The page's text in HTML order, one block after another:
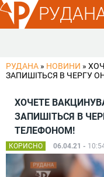
РУДАНА » НОВИНИ »
ЗАПИШІТЬСЯ В ЧЕРГУ
ХОЧЕТЕ
ЗАПИШІТЬСЯ В
ТЕЛЕФОНОМ!
КОРИСНО 06.04.21 -